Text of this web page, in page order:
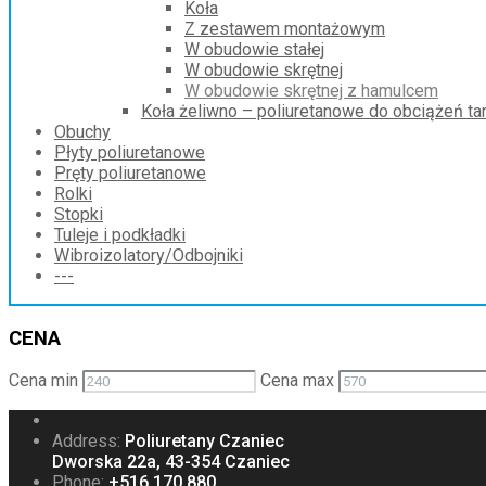
Koła
Z zestawem montażowym
W obudowie stałej
W obudowie skrętnej
W obudowie skrętnej z hamulcem
Koła żeliwno – poliuretanowe do obciążeń
Obuchy
Płyty poliuretanowe
Pręty poliuretanowe
Rolki
Stopki
Tuleje i podkładki
Wibroizolatory/Odbojniki
---
CENA
Cena min Cena max
Address: Poliuretany Czaniec
Dworska 22a, 43-354 Czaniec